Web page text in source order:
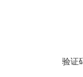
验证